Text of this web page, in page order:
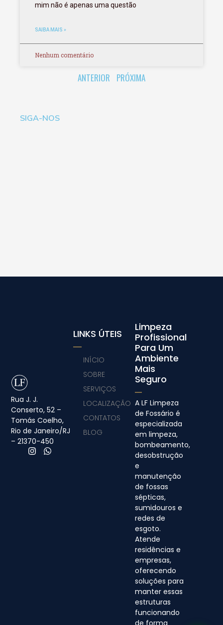
mim não é apenas uma questão
SAIBA MAIS »
Nenhum comentário
ANTERIOR PRÓXIMA
SIGA-NOS
Rua J. J.
Conserto, 52 –
Tomás Coelho,
Rio de Janeiro/RJ
– 21370-450
Limpeza
Profissional
Para Um
Ambiente
Mais
Seguro
A LF Limpeza
de Fossário é
especializada
em limpeza,
bombeamento,
desobstrução
e
manutenção
de fossas
sépticas,
sumidouros e
redes de
esgoto.
Atende
residências e
empresas,
oferecendo
soluções para
manter essas
estruturas
funcionando
LINKS ÚTEIS
INÍCIO
SOBRE
SERVIÇOS
LOCALIZAÇÃO
CONTATOS
BLOG